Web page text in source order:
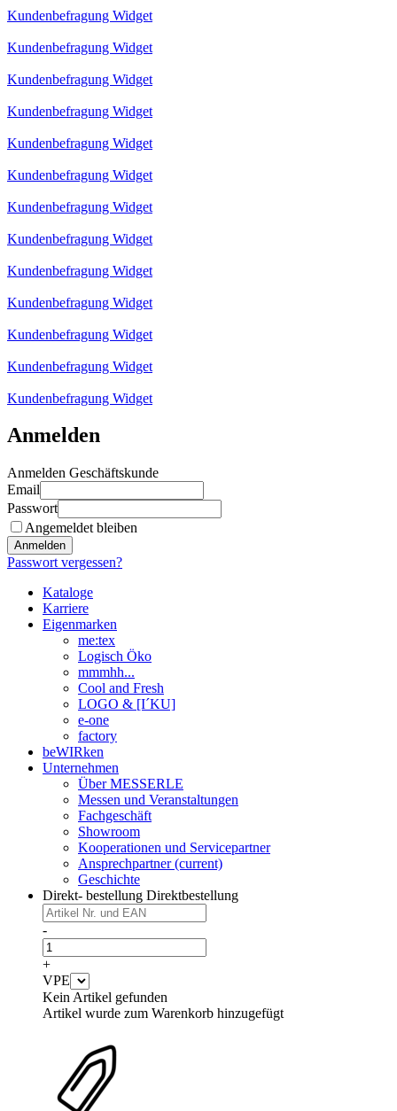
Kundenbefragung Widget
Kundenbefragung Widget
Kundenbefragung Widget
Kundenbefragung Widget
Kundenbefragung Widget
Kundenbefragung Widget
Kundenbefragung Widget
Kundenbefragung Widget
Kundenbefragung Widget
Kundenbefragung Widget
Kundenbefragung Widget
Kundenbefragung Widget
Kundenbefragung Widget
Anmelden
Anmelden Geschäftskunde
Email
Passwort
Angemeldet bleiben
Anmelden
Passwort vergessen?
Kataloge
Karriere
Eigenmarken
me:tex
Logisch Öko
mmmhh...
Cool and Fresh
LOGO & [I´KU]
e-one
factory
beWIRken
Unternehmen
Über MESSERLE
Messen und Veranstaltungen
Fachgeschäft
Showroom
Kooperationen und Servicepartner
Ansprechpartner(current)
Geschichte
Direkt- bestellung Direktbestellung
-
+
VPE
Kein Artikel gefunden
Artikel wurde zum Warenkorb hinzugefügt